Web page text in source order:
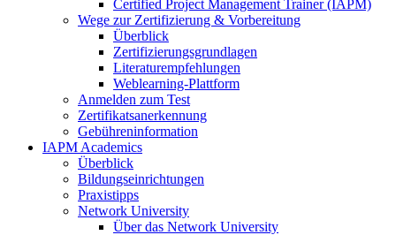
Certified Project Management Trainer (IAPM)
Wege zur Zertifizierung & Vorbereitung
Überblick
Zertifizierungsgrundlagen
Literaturempfehlungen
Weblearning-Plattform
Anmelden zum Test
Zertifikatsanerkennung
Gebühreninformation
IAPM Academics
Überblick
Bildungseinrichtungen
Praxistipps
Network University
Über das Network University